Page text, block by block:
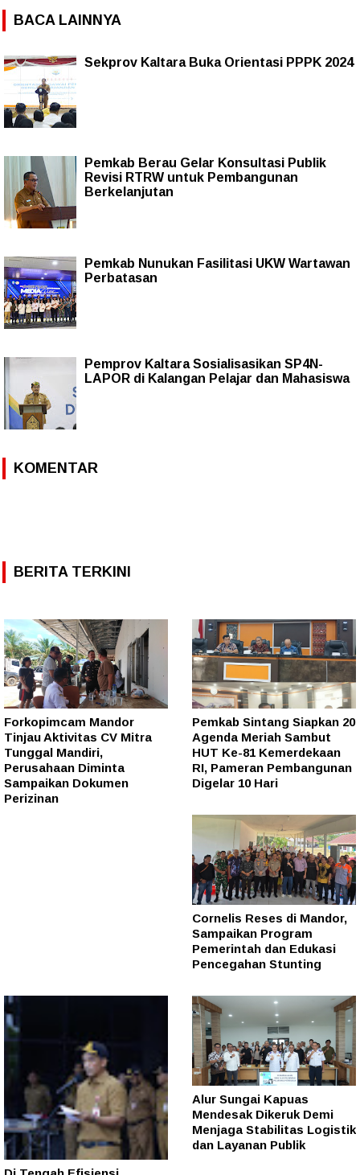
BACA LAINNYA
Sekprov Kaltara Buka Orientasi PPPK 2024
Pemkab Berau Gelar Konsultasi Publik
Revisi RTRW untuk Pembangunan
Berkelanjutan
Pemkab Nunukan Fasilitasi UKW Wartawan
Perbatasan
Pemprov Kaltara Sosialisasikan SP4N-
LAPOR di Kalangan Pelajar dan Mahasiswa
KOMENTAR
BERITA TERKINI
Forkopimcam Mandor
Tinjau Aktivitas CV Mitra
Tunggal Mandiri,
Perusahaan Diminta
Sampaikan Dokumen
Perizinan
Pemkab Sintang Siapkan 20
Agenda Meriah Sambut
HUT Ke-81 Kemerdekaan
RI, Pameran Pembangunan
Digelar 10 Hari
Cornelis Reses di Mandor,
Sampaikan Program
Pemerintah dan Edukasi
Pencegahan Stunting
Alur Sungai Kapuas
Mendesak Dikeruk Demi
Menjaga Stabilitas Logistik
dan Layanan Publik